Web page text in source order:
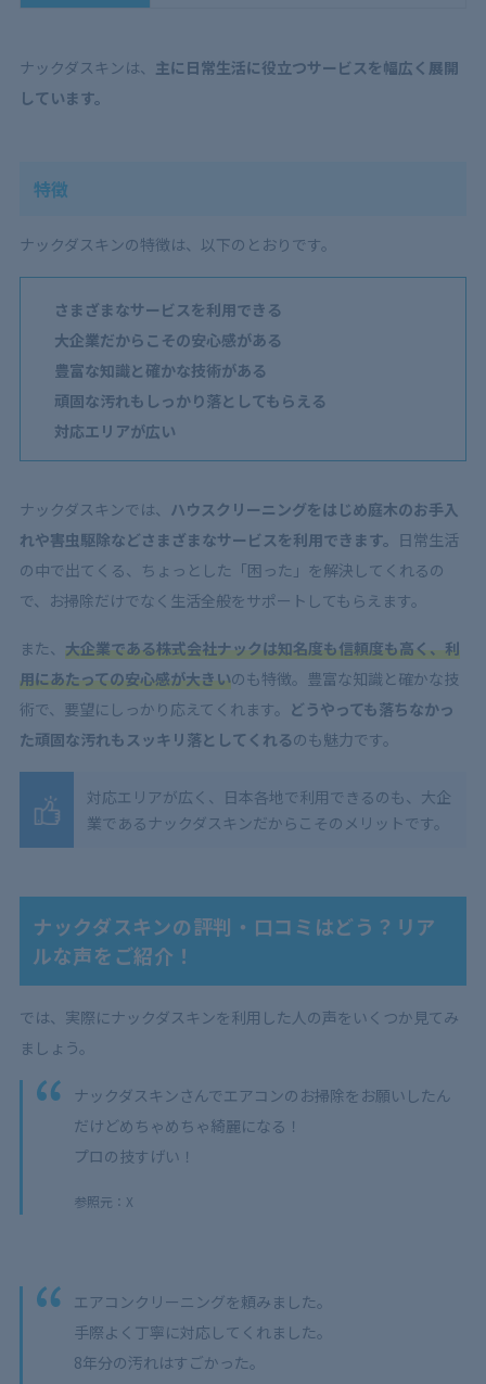
ナックダスキンは、 主に日常生活に役立つサービスを幅広く展開
しています。
特徴
ナックダスキンの特徴は、以下のとおりです。
さまざまなサービスを利用できる
大企業だからこその安心感がある
豊富な知識と確かな技術がある
頑固な汚れもしっかり落としてもらえる
対応エリアが広い
ナックダスキンでは、 ハウスクリーニングをはじめ庭木のお手入
れや害虫駆除などさまざまなサービスを利用できます。 日常生活
の中で出てくる、ちょっとした「困った」を解決してくれるの
で、お掃除だけでなく生活全般をサポートしてもらえます。
また、 大企業である株式会社ナックは知名度も信頼度も高く、利
用にあたっての安心感が大きいのも特徴。豊富な知識と確かな技
術で、要望にしっかり応えてくれます。 どうやっても落ちなかっ
た頑固な汚れもスッキリ落としてくれるのも魅力です。
対応エリアが広く、日本各地で利用できるのも、大企
業であるナックダスキンだからこそのメリットです。
ナックダスキンの評判・口コミはどう？リア
ルな声をご紹介！
では、実際にナックダスキンを利用した人の声をいくつか見てみ
ましょう。
ナックダスキンさんでエアコンのお掃除をお願いしたん
だけどめちゃめちゃ綺麗になる！
プロの技すげい！
参照元：X
エアコンクリーニングを頼みました。
手際よく丁寧に対応してくれました。
8年分の汚れはすごかった。